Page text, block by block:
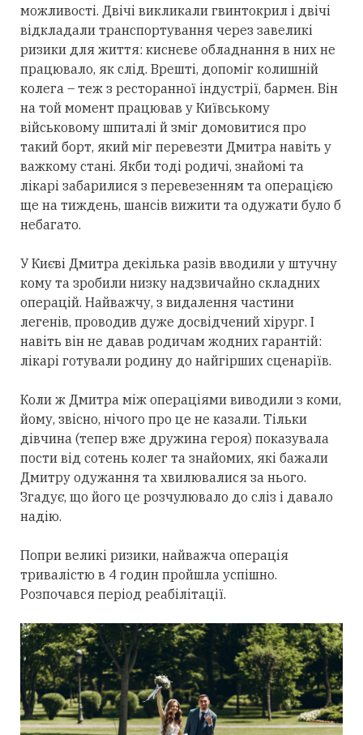
можливості. Двічі викликали гвинтокрил і двічі
відкладали транспортування через завеликі
ризики для життя: кисневе обладнання в них не
працювало, як слід. Врешті, допоміг колишній
колега – теж з ресторанної індустрії, бармен. Він
на той момент працював у Київському
військовому шпиталі й зміг домовитися про
такий борт, який міг перевезти Дмитра навіть у
важкому стані. Якби тоді родичі, знайомі та
лікарі забарилися з перевезенням та операцією
ще на тиждень, шансів вижити та одужати було б
небагато.
У Києві Дмитра декілька разів вводили у штучну
кому та зробили низку надзвичайно складних
операцій. Найважчу, з видалення частини
легенів, проводив дуже досвідчений хірург. І
навіть він не давав родичам жодних гарантій:
лікарі готували родину до найгірших сценаріїв.
Коли ж Дмитра між операціями виводили з коми,
йому, звісно, нічого про це не казали. Тільки
дівчина (тепер вже дружина героя) показувала
пости від сотень колег та знайомих, які бажали
Дмитру одужання та хвилювалися за нього.
Згадує, що його це розчулювало до сліз і давало
надію.
Попри великі ризики, найважча операція
тривалістю в 4 годин пройшла успішно.
Розпочався період реабілітації.